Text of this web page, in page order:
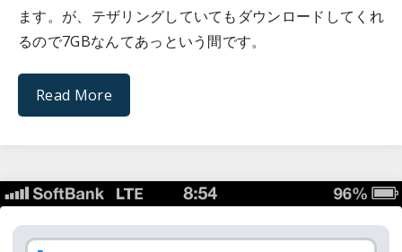
ます。が、テザリングしていてもダウンロードしてくれ
るので7GBなんてあっという間です。
Read More